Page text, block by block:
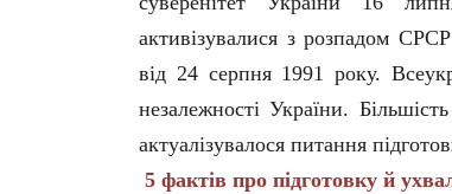
активізувалися з розпадом
від 24 серпня 1991 року.
незалежності України.
актуалізувалося питання
5 фактів про підготовку й